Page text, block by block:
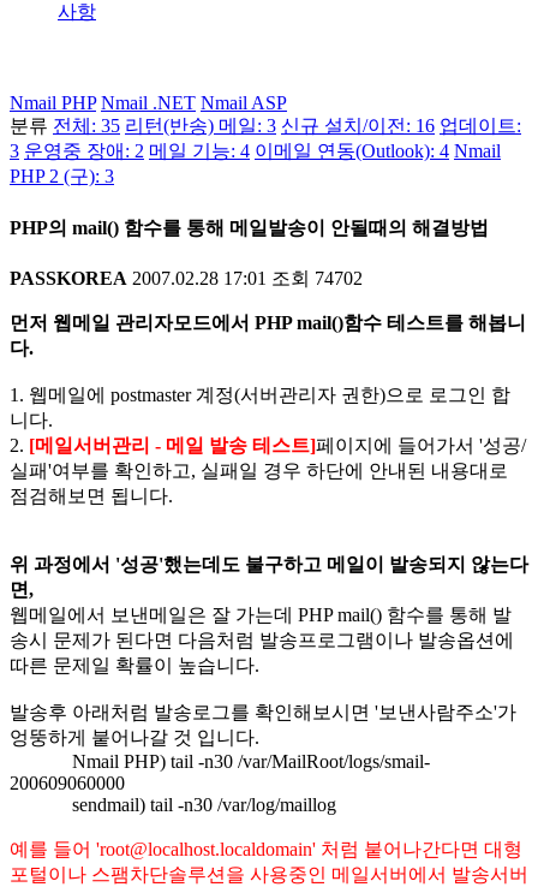
사항
Nmail PHP Nmail .NET Nmail ASP
분류 전체: 35 리턴(반송) 메일: 3 신규 설치/이전: 16 업데이트:
3 운영중 장애: 2 메일 기능: 4 이메일 연동(Outlook): 4 Nmail
PHP 2 (구): 3
PHP의 mail() 함수를 통해 메일발송이 안될때의 해결방법
PASSKOREA 2007.02.28 17:01 조회 74702
먼저 웹메일 관리자모드에서 PHP mail()함수 테스트를 해봅니
다.
1. 웹메일에 postmaster 계정(서버관리자 권한)으로 로그인 합
니다.
2. [메일서버관리 - 메일 발송 테스트]페이지에 들어가서 '성공/
실패'여부를 확인하고, 실패일 경우 하단에 안내된 내용대로
점검해보면 됩니다.
위 과정에서 '성공'했는데도 불구하고 메일이 발송되지 않는다
면,
웹메일에서 보낸메일은 잘 가는데 PHP mail() 함수를 통해 발
송시 문제가 된다면 다음처럼 발송프로그램이나 발송옵션에
따른 문제일 확률이 높습니다.
발송후 아래처럼 발송로그를 확인해보시면 '보낸사람주소'가
엉뚱하게 붙어나갈 것 입니다.
Nmail PHP) tail -n30 /var/MailRoot/logs/smail-
200609060000
sendmail) tail -n30 /var/log/maillog
예를 들어 'root@localhost.localdomain' 처럼 붙어나간다면 대형
포털이나 스팸차단솔루션을 사용중인 메일서버에서 발송서버